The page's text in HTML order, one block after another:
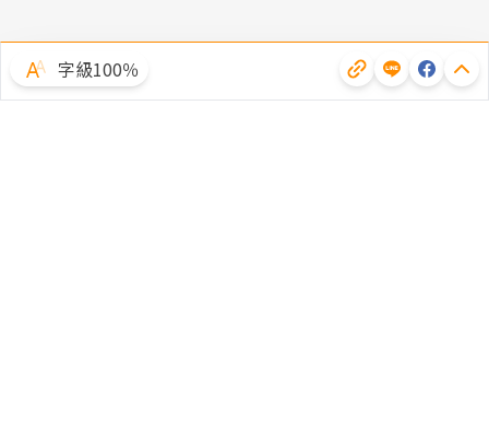
字級100％